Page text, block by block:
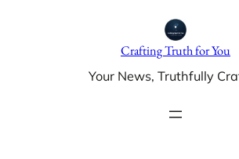
Crafting Truth for You
Your News, Truthfully